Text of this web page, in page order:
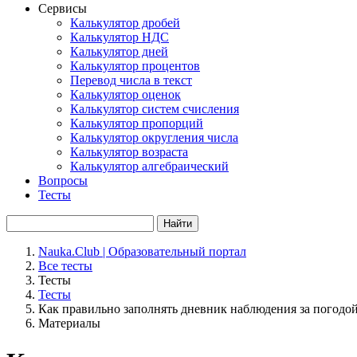
Сервисы
Калькулятор дробей
Калькулятор НДС
Калькулятор дней
Калькулятор процентов
Перевод числа в текст
Калькулятор оценок
Калькулятор систем счисления
Калькулятор пропорций
Калькулятор округления числа
Калькулятор возраста
Калькулятор алгебраический
Вопросы
Тесты
Найти
Nauka.Club | Образовательный портал
Все тесты
Тесты
Тесты
Как правильно заполнять дневник наблюдения за
Материалы